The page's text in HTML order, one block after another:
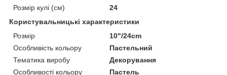
Розмір кулі (см)
24
Користувальницькі характеристики
Розмір
10"/24cm
Особливість кольору
Пастельний
Тематика виробу
Декорування
Особливості кольору
Пастель